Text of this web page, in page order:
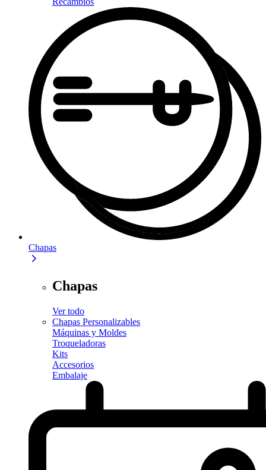
Chapas
Chapas
Ver todo
Chapas Personalizables
Máquinas y Moldes
Troqueladoras
Kits
Accesorios
Embalaje